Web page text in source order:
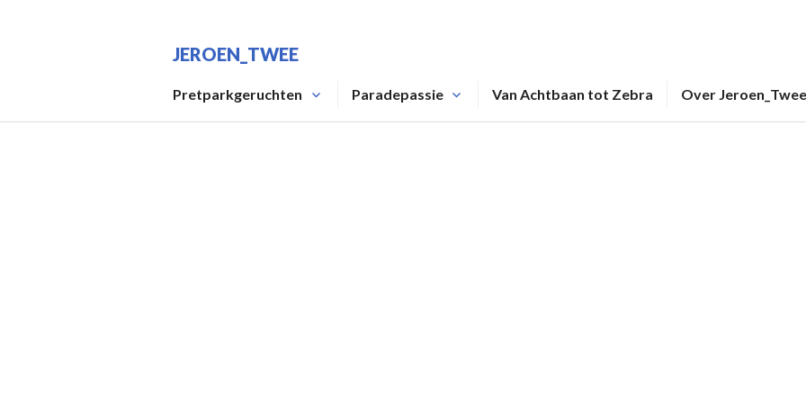
JEROEN_TWEE
Pretparkgeruchten Paradepassie Van Achtbaan tot Zebra Over Jeroen_Twee